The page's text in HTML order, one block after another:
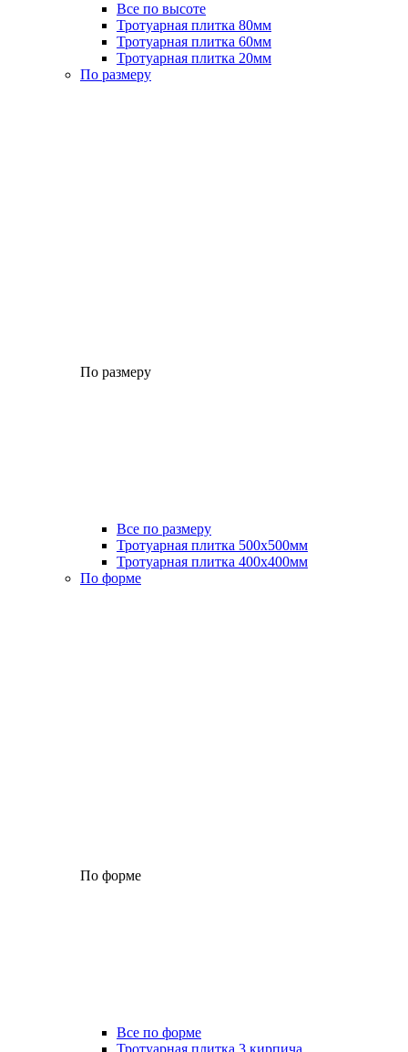
Все по высоте
Тротуарная плитка 80мм
Тротуарная плитка 60мм
Тротуарная плитка 20мм
По размеру
По размеру
Все по размеру
Тротуарная плитка 500x500мм
Тротуарная плитка 400x400мм
По форме
По форме
Все по форме
Тротуарная плитка 3 кирпича